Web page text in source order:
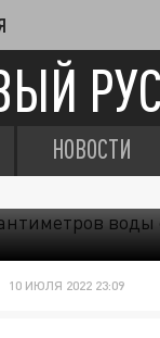
НОВОСТИ
10 ИЮЛЯ 2022 23:09